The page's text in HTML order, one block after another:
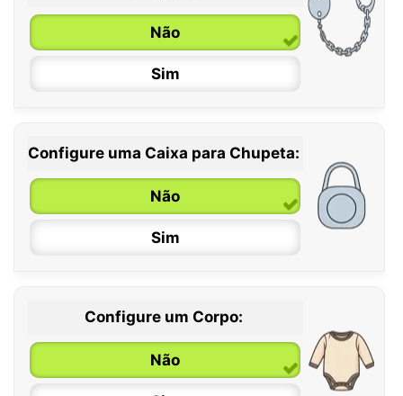
6 / 36 meses
Não
Sim
Configure uma Caixa para Chupeta:
Não
Sim
Configure um Corpo:
Não